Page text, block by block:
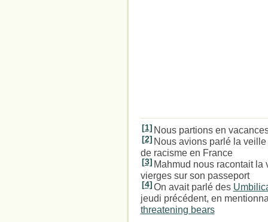
[1] Nous partions en
[2] Nous avions parlé la
de racisme en France
[3] Mahmud nous racontait
vierges sur son passeport
[4] On avait parlé des
jeudi précédent, en
threatening bears